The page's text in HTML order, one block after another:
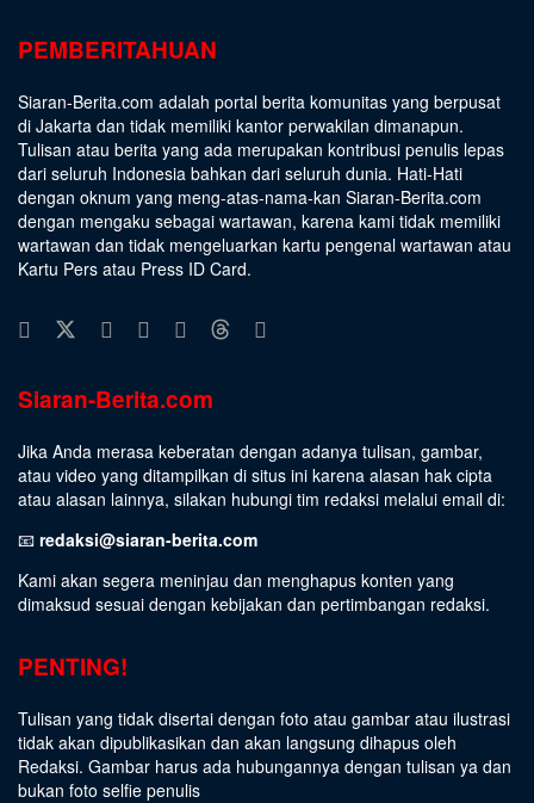
PEMBERITAHUAN
Siaran-Berita.com adalah portal berita komunitas yang berpusat
di Jakarta dan tidak memiliki kantor perwakilan dimanapun.
Tulisan atau berita yang ada merupakan kontribusi penulis lepas
dari seluruh Indonesia bahkan dari seluruh dunia. Hati-Hati
dengan oknum yang meng-atas-nama-kan Siaran-Berita.com
dengan mengaku sebagai wartawan, karena kami tidak memiliki
wartawan dan tidak mengeluarkan kartu pengenal wartawan atau
Kartu Pers atau Press ID Card.
Siaran-Berita.com
Jika Anda merasa keberatan dengan adanya tulisan, gambar,
atau video yang ditampilkan di situs ini karena alasan hak cipta
atau alasan lainnya, silakan hubungi tim redaksi melalui email di:
📧 redaksi@siaran-berita.com
Kami akan segera meninjau dan menghapus konten yang
dimaksud sesuai dengan kebijakan dan pertimbangan redaksi.
PENTING!
Tulisan yang tidak disertai dengan foto atau gambar atau ilustrasi
tidak akan dipublikasikan dan akan langsung dihapus oleh
Redaksi. Gambar harus ada hubungannya dengan tulisan ya dan
bukan foto selfie penulis